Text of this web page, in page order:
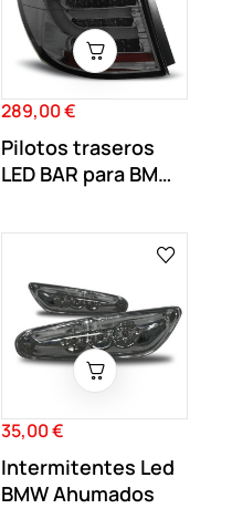
Precio
289,00 €
Pilotos traseros
LED BAR para BMW
Precio
35,00 €
Intermitentes Led
BMW Ahumados